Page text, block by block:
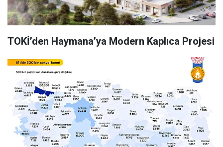
TOKİ’den Haymana’ya Modern Kaplıca Projesi